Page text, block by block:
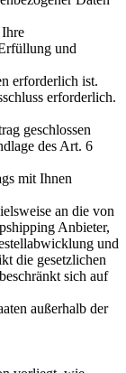
und
erforderlich ist.
erforderlich.
geschlossen
des Art. 6
mit Ihnen
an die von
Anbieter,
und
die gesetzlichen
sich auf
außerhalb der